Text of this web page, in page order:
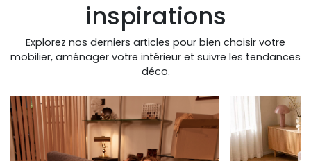
inspirations
Explorez nos derniers articles pour bien choisir votre
mobilier, aménager votre intérieur et suivre les tendances
déco.